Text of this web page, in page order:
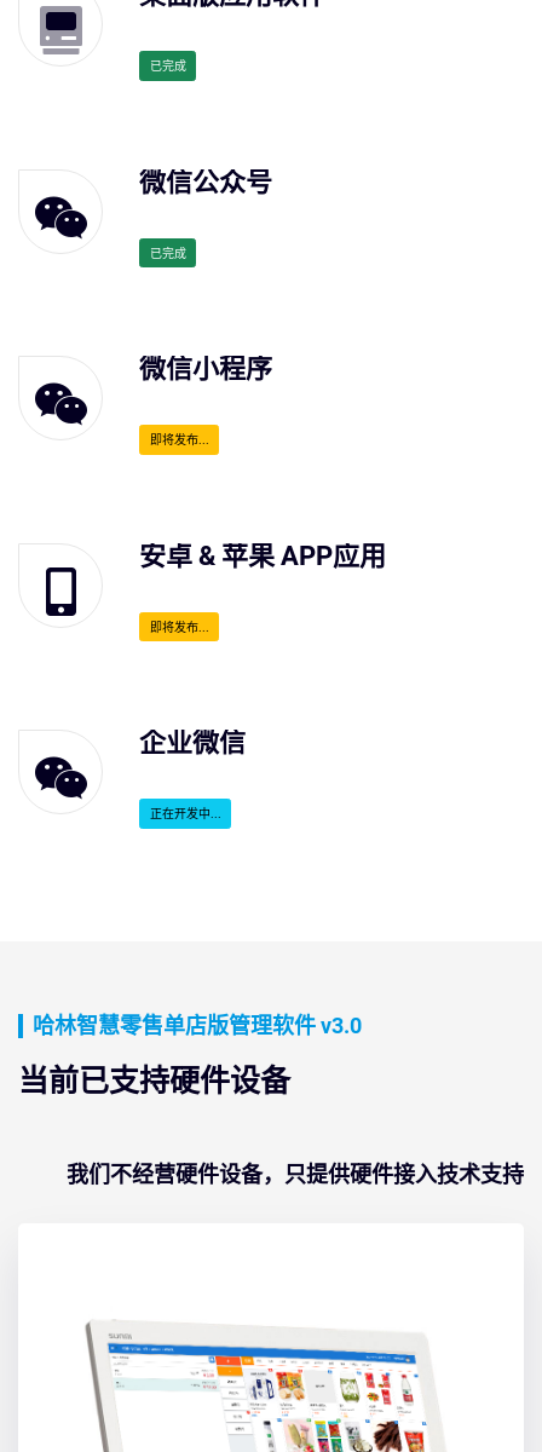
已完成
微信公众号
已完成
微信小程序
即将发布...
安卓 & 苹果 APP应用
即将发布...
企业微信
正在开发中...
哈林智慧零售单店版管理软件 v3.0
当前已支持硬件设备
我们不经营硬件设备，只提供硬件接入技术支持